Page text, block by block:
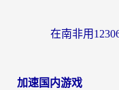
加速国内游戏